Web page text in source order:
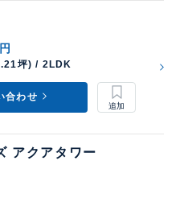
坪) / 2LDK
合わせ
アクアタワー